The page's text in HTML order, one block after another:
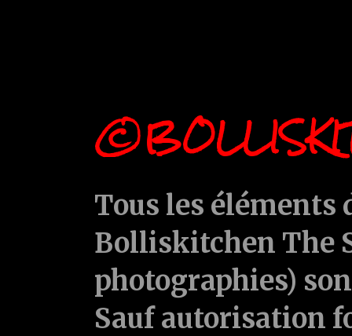
Tous les
Bolliskitchen The
photographies)
Sauf autorisation